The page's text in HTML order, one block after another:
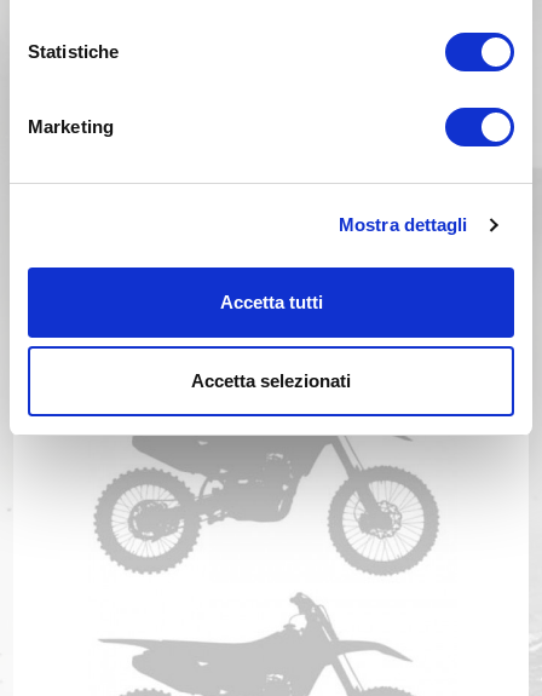
Statistiche
Marketing
Mostra dettagli
Accetta tutti
Accetta selezionati
GAS GAS ECF 500 Anno 2025
Anno 2024